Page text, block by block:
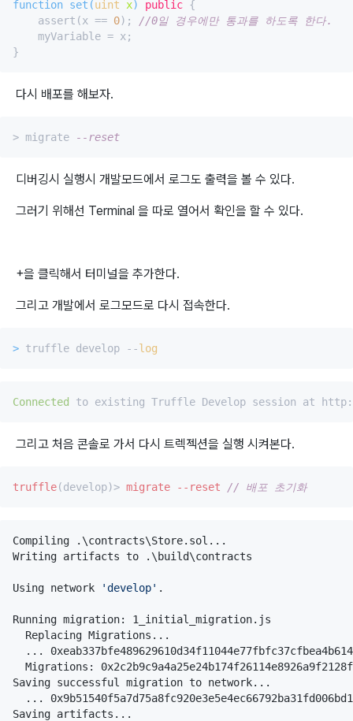
function set (uint x) public {
    assert(x ==
0);
//0일 경우에만 통과를 하도록 한다.
    myVariable = x;
다시 배포를 해보자.
> migrate --reset
디버깅시 실행시 개발모드에서 로그도 출력을 볼 수 있다.
그러기 위해선 Terminal 을 따로 열어서 확인을 할 수 있다.
+을 클릭해서 터미널을 추가한다.
그리고 개발에서 로그모드로 다시 접속한다.
> truffle develop --log
Connected
그리고 처음 콘솔로 가서 다시 트렉젝션을 실행 시켜본다.
truffle(develop)> migrate --reset // 배포 초기화
Compiling . \contracts\Store.sol...
Writing artifacts to . \build\contracts
Using network 'develop' .
Running migration: 1_initial_migration.js
  Replacing Migrations...
...
Migrations:
Saving successful migration to network...
...
Saving artifacts...